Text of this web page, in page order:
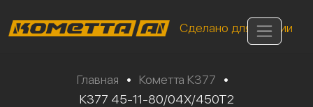
Сделано для России
Главная • Кометта К377
•
К377 45-11-80/04Х/450Т2